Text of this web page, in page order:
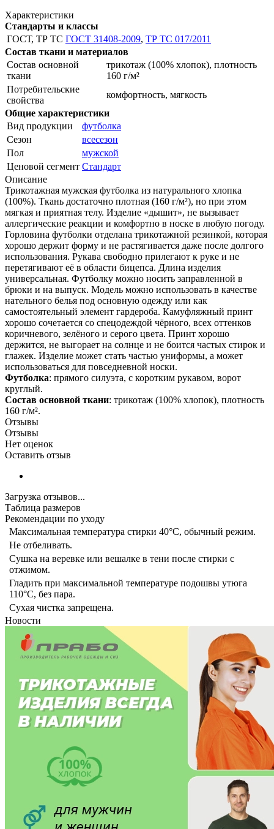
Характеристики
Стандарты и классы
ГОСТ, ТР ТС ГОСТ 31408-2009, ТР ТС 017/2011
Состав ткани и материалов
Состав основной
ткани
трикотаж (100% хлопок), плотность
160 г/м²
Потребительские
свойства
комфортность, мягкость
Общие характеристики
Вид продукции
футболка
Сезон
всесезон
Пол
мужской
Ценовой сегмент Стандарт
Описание
Трикотажная мужская футболка из натурального хлопка
(100%). Ткань достаточно плотная (160 г/м²), но при этом
мягкая и приятная телу. Изделие «дышит», не вызывает
аллергические реакции и комфортно в носке в любую погоду.
Горловина футболки отделана трикотажной резинкой, которая
хорошо держит форму и не растягивается даже после долгого
использования. Рукава свободно прилегают к руке и не
перетягивают её в области бицепса. Длина изделия
универсальная. Футболку можно носить заправленной в
брюки и на выпуск. Модель можно использовать в качестве
нательного белья под основную одежду или как
самостоятельный элемент гардероба. Камуфляжный принт
хорошо сочетается со спецодеждой чёрного, всех оттенков
коричневого, зелёного и серого цвета. Принт хорошо
держится, не выгорает на солнце и не боится частых стирок и
глажек. Изделие может стать частью униформы, а может
использоваться для повседневной носки.
Футболка: прямого силуэта, с коротким рукавом, ворот
круглый.
Состав основной ткани: трикотаж (100% хлопок), плотность
160 г/м².
Отзывы
Отзывы
Нет оценок
Оставить отзыв
Загрузка отзывов...
Таблица размеров
Рекомендации по уходу
Максимальная температура стирки 40°C, обычный режим.
Не отбеливать.
Сушка на веревке или вешалке в тени после стирки с
отжимом.
Гладить при максимальной температуре подошвы утюга
110°C, без пара.
Сухая чистка запрещена.
Новости